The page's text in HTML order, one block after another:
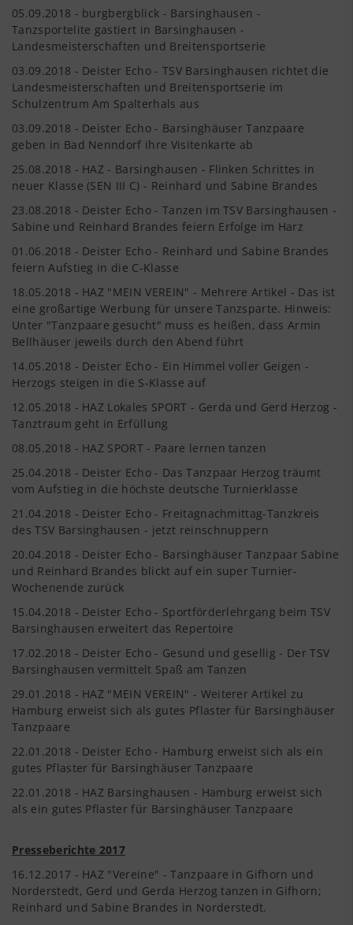
05.09.2018 - burgbergblick - Barsinghausen -
Tanzsportelite gastiert in Barsinghausen -
Landesmeisterschaften und Breitensportserie
03.09.2018 - Deister Echo - TSV Barsinghausen richtet die
Landesmeisterschaften und Breitensportserie im
Schulzentrum Am Spalterhals aus
03.09.2018 - Deister Echo - Barsinghäuser Tanzpaare
geben in Bad Nenndorf ihre Visitenkarte ab
25.08.2018 - HAZ - Barsinghausen - Flinken Schrittes in
neuer Klasse (SEN III C) - Reinhard und Sabine Brandes
23.08.2018 - Deister Echo - Tanzen im TSV Barsinghausen -
Sabine und Reinhard Brandes feiern Erfolge im Harz
01.06.2018 - Deister Echo - Reinhard und Sabine Brandes
feiern Aufstieg in die C-Klasse
18.05.2018 - HAZ "MEIN VEREIN" - Mehrere Artikel - Das ist
eine großartige Werbung für unsere Tanzsparte. Hinweis:
Unter "Tanzpaare gesucht" muss es heißen, dass Armin
Bellhäuser jeweils durch den Abend führt
14.05.2018 - Deister Echo - Ein Himmel voller Geigen -
Herzogs steigen in die S-Klasse auf
12.05.2018 - HAZ Lokales SPORT - Gerda und Gerd Herzog -
Tanztraum geht in Erfüllung
08.05.2018 - HAZ SPORT - Paare lernen tanzen
25.04.2018 - Deister Echo - Das Tanzpaar Herzog träumt
vom Aufstieg in die höchste deutsche Turnierklasse
21.04.2018 - Deister Echo - Freitagnachmittag-Tanzkreis
des TSV Barsinghausen - jetzt reinschnuppern
20.04.2018 - Deister Echo - Barsinghäuser Tanzpaar Sabine
und Reinhard Brandes blickt auf ein super Turnier-
Wochenende zurück
15.04.2018 - Deister Echo - Sportförderlehrgang beim TSV
Barsinghausen erweitert das Repertoire
17.02.2018 - Deister Echo - Gesund und gesellig - Der TSV
Barsinghausen vermittelt Spaß am Tanzen
29.01.2018 - HAZ "MEIN VEREIN" - Weiterer Artikel zu
Hamburg erweist sich als gutes Pflaster für Barsinghäuser
Tanzpaare
22.01.2018 - Deister Echo - Hamburg erweist sich als ein
gutes Pflaster für Barsinghäuser Tanzpaare
22.01.2018 - HAZ Barsinghausen - Hamburg erweist sich
als ein gutes Pflaster für Barsinghäuser Tanzpaare
Presseberichte 2017
16.12.2017 - HAZ "Vereine" - Tanzpaare in Gifhorn und
Norderstedt, Gerd und Gerda Herzog tanzen in Gifhorn;
Reinhard und Sabine Brandes in Norderstedt.